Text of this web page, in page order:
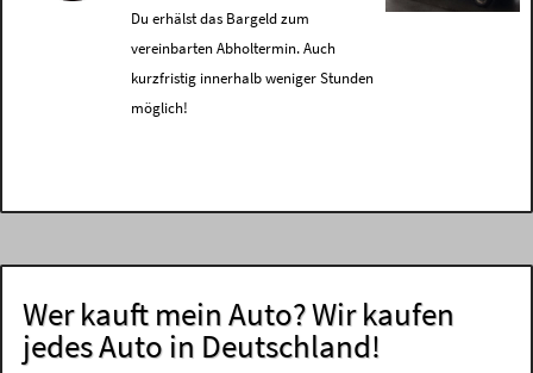
Du erhälst das Bargeld zum
vereinbarten Abholtermin. Auch
kurzfristig innerhalb weniger Stunden
möglich!
Wer kauft mein Auto? Wir kaufen
jedes Auto in Deutschland!